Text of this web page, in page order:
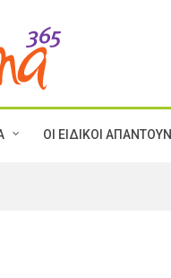
ΟΙ ΕΙΔΙΚΟΙ ΑΠΑΝΤΟΥΝ